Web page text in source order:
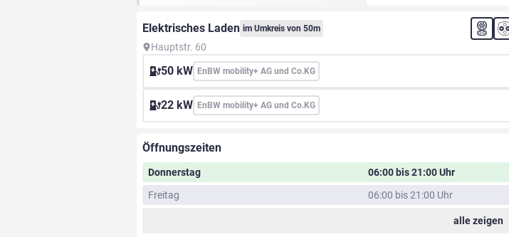
Elektrisches Laden im Umkreis von 50m
Hauptstr. 60
50 kW EnBW mobility+ AG und Co.KG
22 kW EnBW mobility+ AG und Co.KG
Öffnungszeiten
Donnerstag
06:00 bis 21:00 Uhr
Freitag
06:00 bis 21:00 Uhr
alle zeigen